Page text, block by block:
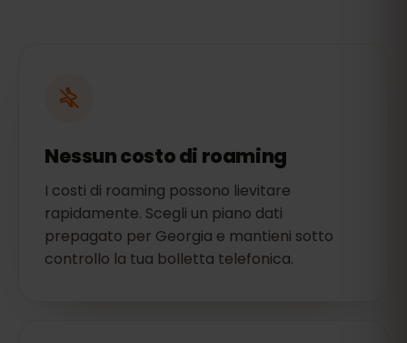
Nessun costo di roaming
I costi di roaming possono lievitare
rapidamente. Scegli un piano dati
prepagato per Georgia e mantieni sotto
controllo la tua bolletta telefonica.